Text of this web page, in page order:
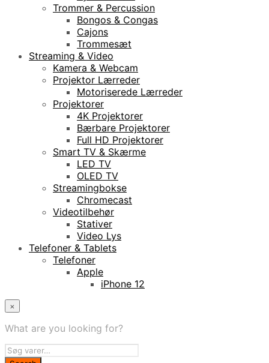
Trommer & Percussion
Bongos & Congas
Cajons
Trommesæt
Streaming & Video
Kamera & Webcam
Projektor Lærreder
Motoriserede Lærreder
Projektorer
4K Projektorer
Bærbare Projektorer
Full HD Projektorer
Smart TV & Skærme
LED TV
OLED TV
Streamingbokse
Chromecast
Videotilbehør
Stativer
Video Lys
Telefoner & Tablets
Telefoner
Apple
iPhone 12
×
What are you looking for?